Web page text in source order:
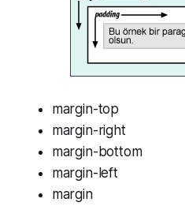
margin-top
margin-right
margin-bottom
margin-left
margin